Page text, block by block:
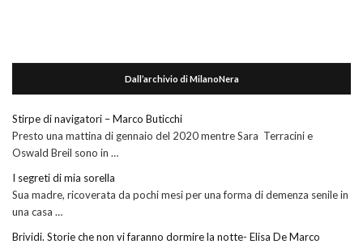
Dall’archivio di MilanoNera
Stirpe di navigatori – Marco Buticchi
Presto una mattina di gennaio del 2020 mentre Sara Terracini e
Oswald Breil sono in …
I segreti di mia sorella
Sua madre, ricoverata da pochi mesi per una forma di demenza senile in
una casa …
Brividi. Storie che non vi faranno dormire la notte- Elisa De Marco